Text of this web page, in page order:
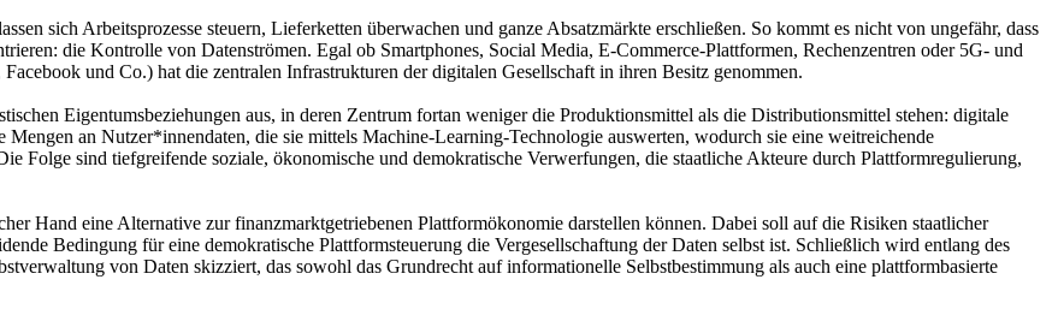
sich Arbeitsprozesse steuern, Lieferketten überwachen und ganze Absatzmärkte erschließen. So kommt es nicht von ungefähr, dass
die Kontrolle von Datenströmen. Egal ob Smartphones, Social Media, E-Commerce-Plattformen, Rechenzentren oder 5G- und
und Co.) hat die zentralen Infrastrukturen der digitalen Gesellschaft in ihren Besitz genommen.
Eigentumsbeziehungen aus, in deren Zentrum fortan weniger die Produktionsmittel als die Distributionsmittel stehen: digitale
an Nutzer*innendaten, die sie mittels Machine-Learning-Technologie auswerten, wodurch sie eine weitreichende
Folge sind tiefgreifende soziale, ökonomische und demokratische Verwerfungen, die staatliche Akteure durch Plattformregulierung,
Hand eine Alternative zur finanzmarktgetriebenen Plattformökonomie darstellen können. Dabei soll auf die Risiken staatlicher
Bedingung für eine demokratische Plattformsteuerung die Vergesellschaftung der Daten selbst ist. Schließlich wird entlang des
von Daten skizziert, das sowohl das Grundrecht auf informationelle Selbstbestimmung als auch eine plattformbasierte